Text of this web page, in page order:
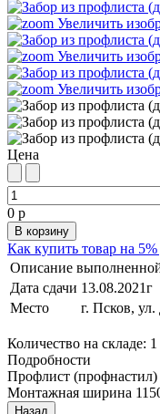
Увеличить
Увеличить
Увеличить
Цена
0 р
Как купить товар на
Описание
Дата сдачи 13.08.2021г
Место
г. Псков,
Количество на складе: 1
Подробности
Профлист
Монтажная ширина